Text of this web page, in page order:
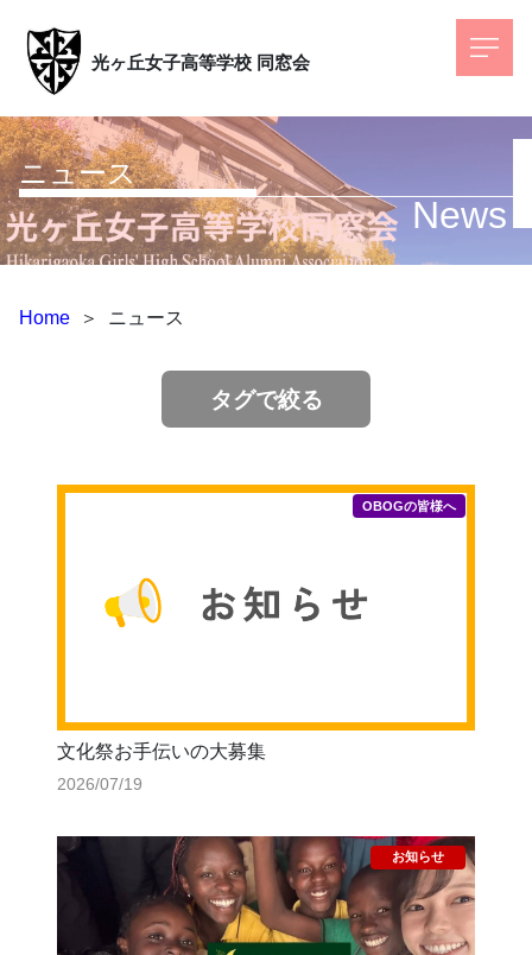
光ヶ丘女子高等学校 同窓会
ニュース
News
Home ＞ ニュース
タグで絞る
文化祭お手伝いの大募集
2026/07/19